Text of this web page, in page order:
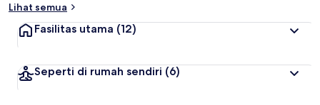
Lihat semua
Fasilitas utama (12)
Seperti di rumah sendiri (6)